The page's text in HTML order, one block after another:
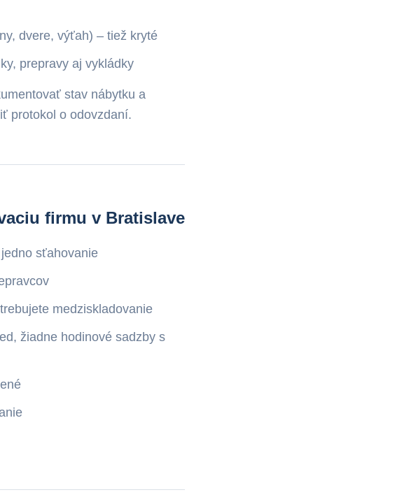
dvere, výťah) – tiež kryté
prepravy aj vykládky
stav nábytku a
protokol o odovzdaní.
firmu v Bratislave
sťahovanie
medziskladovanie
žiadne hodinové sadzby s